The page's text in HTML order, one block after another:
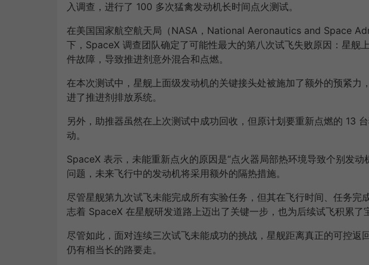
入调查，进行了 100 多次猛禽发动机长时间点火测试。
在美国国家航空航天局（NASA，National Aeronautics and Space
下，SpaceX 调查团队确定了可能性最大的第八次试飞失败原因：星舰
件故障，导致推进剂意外混合和点燃。
在本次测试中，星舰上面级发动机的关键接头处被施加了额外的预紧力
进了推进剂排放系统。
另外，助推器虽然在上次测试中成功回收，但原计划要重新点燃的 13
动。
SpaceX 表示，未能重新点火的原因是“点火器局部热环境导致个别发动
问题，未来飞行中的发动机将采用额外的隔热措施。
尽管星舰第九次试飞未能完成所有实验任务，但其在飞行时间、任务完
志着 SpaceX 在星舰研发道路上迈出了关键一步，也为后续试飞积累了
尽管如此，面对连续三次试飞未能成功的挑战，星舰距离真正的可控返
仍有相当长的路要走。